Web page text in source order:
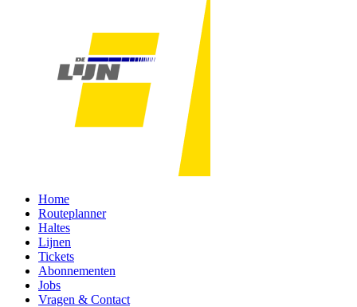
Home
Routeplanner
Haltes
Lijnen
Tickets
Abonnementen
Jobs
Vragen & Contact